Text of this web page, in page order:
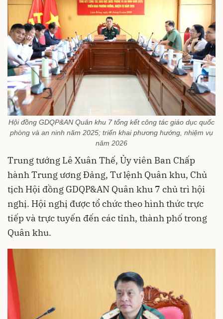
Hội đồng GDQP&AN Quân khu 7 tổng kết công tác giáo dục quốc
phòng và an ninh năm 2025; triển khai phương hướng, nhiệm vụ
năm 2026
Trung tướng Lê Xuân Thế, Ủy viên Ban Chấp
hành Trung ương Đảng, Tư lệnh Quân khu, Chủ
tịch Hội đồng GDQP&AN Quân khu 7 chủ trì hội
nghị. Hội nghị được tổ chức theo hình thức trực
tiếp và trực tuyến đến các tỉnh, thành phố trong
Quân khu.